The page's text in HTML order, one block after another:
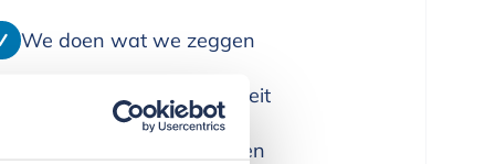
We doen wat we zeggen
We leveren alleen kwaliteit
We denken in oplossingen